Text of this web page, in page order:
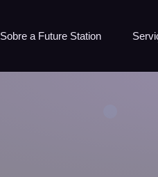
Sobre a Future Station